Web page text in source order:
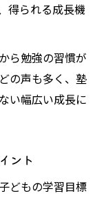
得られる成長機
ら勉強の習慣が
の声も多く、塾
い幅広い成長に
ント
どもの学習目標